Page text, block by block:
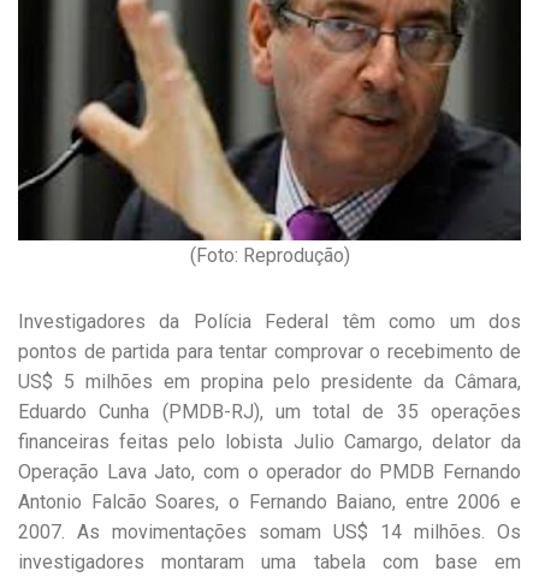
(Foto: Reprodução)
Investigadores da Polícia Federal têm como um dos
pontos de partida para tentar comprovar o recebimento de
US$ 5 milhões em propina pelo presidente da Câmara,
Eduardo Cunha (PMDB-RJ), um total de 35 operações
financeiras feitas pelo lobista Julio Camargo, delator da
Operação Lava Jato, com o operador do PMDB Fernando
Antonio Falcão Soares, o Fernando Baiano, entre 2006 e
2007. As movimentações somam US$ 14 milhões. Os
investigadores montaram uma tabela com base em